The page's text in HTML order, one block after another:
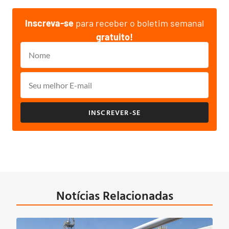
Inscreva-se para receber o boletim semanal
gratuito!
INSCREVER-SE
Notícias Relacionadas